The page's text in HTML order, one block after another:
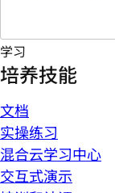
学习
培养技能
文档
实操练习
混合云学习中心
交互式演示